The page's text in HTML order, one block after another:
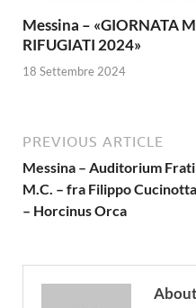
Messina – «GIORNATA
RIFUGIATI 2024»
18 Settembre 2024
PREVIOUS ARTICLE
Messina – Auditorium Frati
M.C. – fra Filippo Cucinotta
– Horcinus Orca